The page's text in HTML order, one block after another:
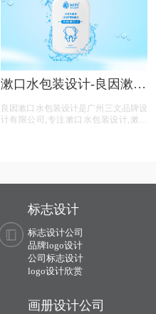
漱口水包装设计-良因漱口
良因漱口水包装设计是广州三文品牌设
计有限公司,专注漱口水包装设计,漱口
标志设计
标志设计公司
品牌logo设计
公司标志设计
logo设计欣赏
画册设计公司